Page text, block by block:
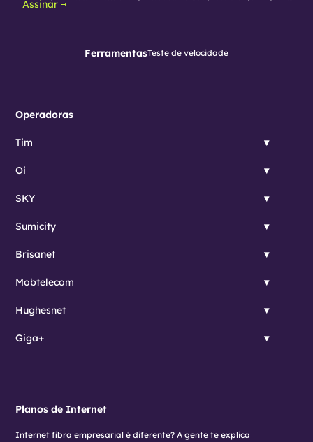
Assinar
FerramentasTeste de velocidade
Operadoras
Tim
Oi
SKY
Sumicity
Brisanet
Mobtelecom
Hughesnet
Giga+
Planos de Internet
Internet fibra empresarial é diferente? A gente te explica